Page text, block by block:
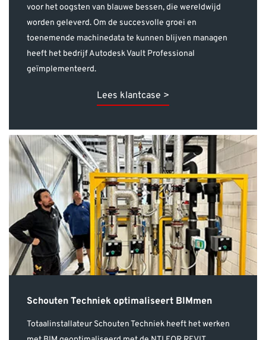
heeft het bedrijf Autodesk Vault Professional
geïmplementeerd.
Lees klantcase >
Schouten Techniek optimaliseert BIMmen
met BIM geoptimaliseerd met de NTI FOR REVIT